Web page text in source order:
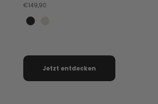
Angebot
€149,90
Black
Jetzt entdecken